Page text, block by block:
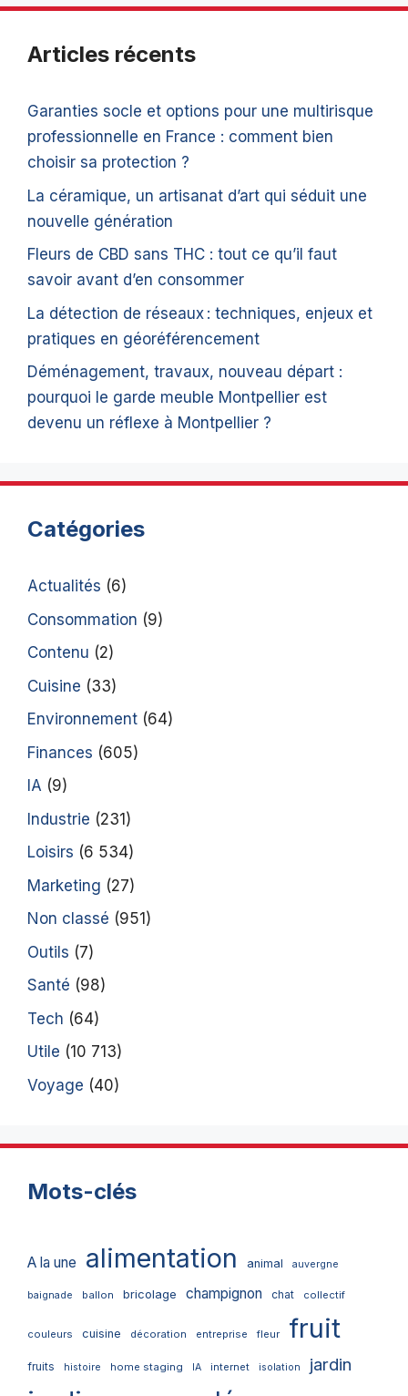
Articles récents
Garanties socle et options pour une multirisque
professionnelle en France : comment bien
choisir sa protection ?
La céramique, un artisanat d’art qui séduit une
nouvelle génération
Fleurs de CBD sans THC : tout ce qu’il faut
savoir avant d’en consommer
La détection de réseaux : techniques, enjeux et
pratiques en géoréférencement
Déménagement, travaux, nouveau départ :
pourquoi le garde meuble Montpellier est
devenu un réflexe à Montpellier ?
Catégories
Actualités (6)
Consommation (9)
Contenu (2)
Cuisine (33)
Environnement (64)
Finances (605)
IA (9)
Industrie (231)
Loisirs (6 534)
Marketing (27)
Non classé (951)
Outils (7)
Santé (98)
Tech (64)
Utile (10 713)
Voyage (40)
Mots-clés
A la une alimentation animal auvergne
baignade ballon bricolage champignon chat collectif
couleurs cuisine décoration entreprise fleur fruit
fruits histoire home staging IA internet isolation jardin